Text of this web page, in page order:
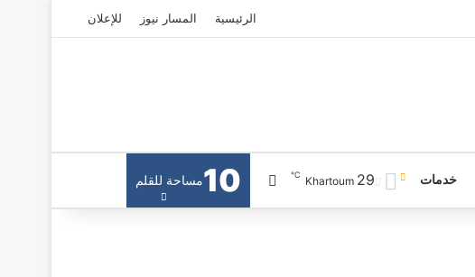
الرئيسية المسار نيوز للإعلان
خدمات Khartoum 29
℃ بحث عن
10مساحة للقلم